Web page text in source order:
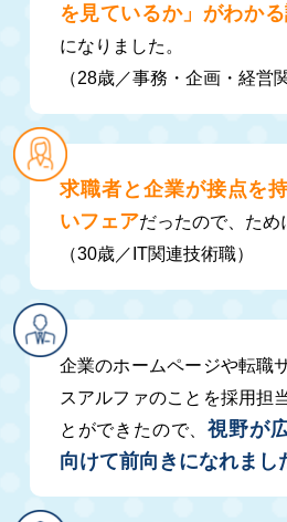
を見ているか」がわか
になりました。
（28歳／事務・企画・経営
求職者と企業が接点を
いフェアだったので、ため
（30歳／IT関連技術職）
企業のホームページや転職
スアルファのことを採用担
とができたので、視野が
向けて前向きになれまし